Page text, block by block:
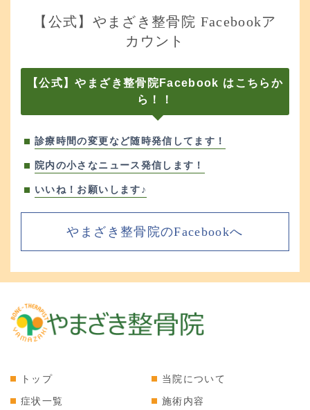
【公式】やまざき整骨院 Facebookア
カウント
【公式】やまざき整骨院Facebook はこちらか
ら！！
診療時間の変更など随時発信してます！
院内の小さなニュース発信します！
いいね！お願いします♪
やまざき整骨院のFacebookへ
トップ 当院について
症状一覧 施術内容